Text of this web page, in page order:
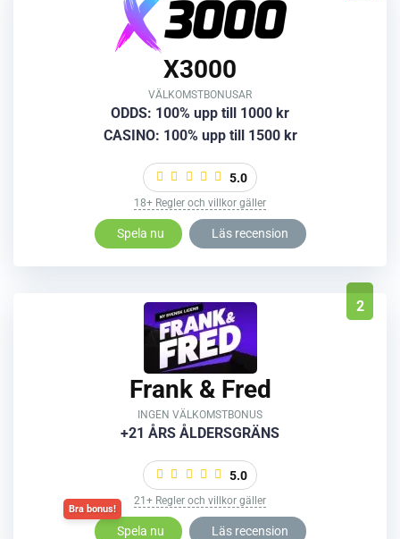
X3000
VÄLKOMSTBONUSAR
ODDS: 100% upp till 1000 kr
CASINO: 100% upp till 1500 kr
5.0
18+ Regler och villkor gäller
Spela nu Läs recension
2
Frank & Fred
INGEN VÄLKOMSTBONUS
+21 ÅRS ÅLDERSGRÄNS
5.0
21+ Regler och villkor gäller
Spela nu Läs recension